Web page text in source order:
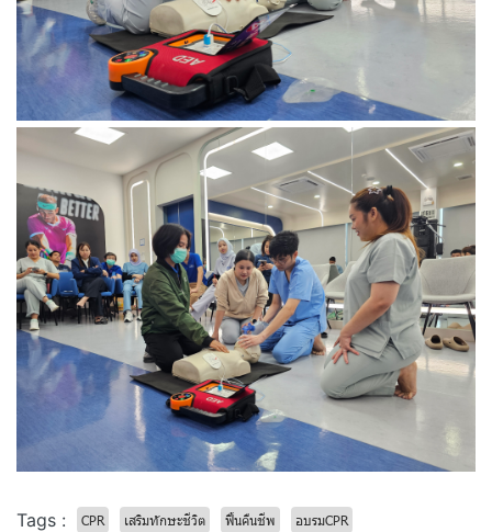
Tags : CPR เสริมทักษะชีวิต ฟื้นคืนชีพ
อบรมCPR